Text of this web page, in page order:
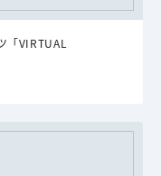
「VIRTUAL